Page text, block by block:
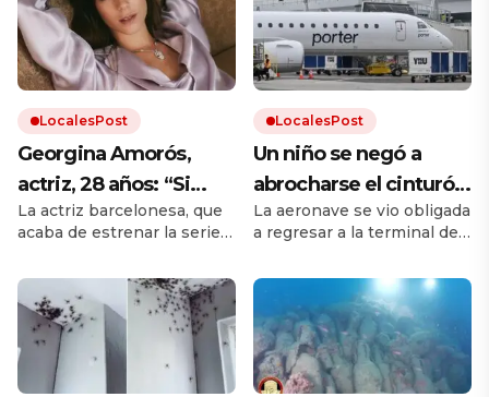
LocalesPost
Georgina Amorós,
actriz, 28 años: “Si
pudiera, me tomaría
un vino con mi abuelo;
me quedé con
muchas ganas de
saber más de su vida”
La actriz barcelonesa, que
acaba de estrenar la serie
sobre la madurez
profesional y el valor de la
lealtad tras saborear la
primavera en su ciudad
natal como embajadora de
St-Germain.
LocalesPost
Un niño se negó a
abrocharse el cinturón
de seguridad y
provocó la cancelación
de un vuelo
La aeronave se vio obligada
a regresar a la terminal del
La empresa aérea se
disculpó con los demás
pasajeros, a quienes se les
reubicó en un vuelo al día
siguiente.